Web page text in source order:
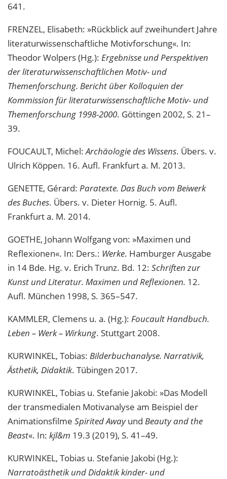
641.
FRENZEL, Elisabeth: »Rückblick auf zweihundert Jahre
literaturwissenschaftliche Motivforschung«. In:
Theodor Wolpers (Hg.): Ergebnisse und Perspektiven
der literaturwissenschaftlichen Motiv- und
Themenforschung. Bericht über Kolloquien der
Kommission für literaturwissenschaftliche Motiv- und
Themenforschung 1998-2000. Göttingen 2002, S. 21–
39.
FOUCAULT, Michel:Archäologie des Wissens. Übers. v.
Ulrich Köppen. 16. Aufl. Frankfurt a. M. 2013.
GENETTE, Gérard: Paratexte. Das Buch vom Beiwerk
des Buches. Übers. v. Dieter Hornig. 5. Aufl.
Frankfurt a. M. 2014.
GOETHE, Johann Wolfgang von: »Maximen und
Reflexionen«. In: Ders.: Werke. Hamburger Ausgabe
in 14 Bde. Hg. v. Erich Trunz. Bd. 12: Schriften zur
Kunst und Literatur. Maximen und Reflexionen. 12.
Aufl. München 1998, S. 365–547.
KAMMLER, Clemens u. a. (Hg.): Foucault Handbuch.
Leben – Werk – Wirkung. Stuttgart 2008.
KURWINKEL, Tobias: Bilderbuchanalyse. Narrativik,
Ästhetik, Didaktik. Tübingen 2017.
KURWINKEL, Tobias u. Stefanie Jakobi: »Das Modell
der transmedialen Motivanalyse am Beispiel der
Animationsfilme Spirited Awayund Beauty and the
Beast«. In: kjl&m 19.3 (2019), S. 41–49.
KURWINKEL, Tobias u. Stefanie Jakobi (Hg.):
Narratoästhetik und Didaktik kinder- und